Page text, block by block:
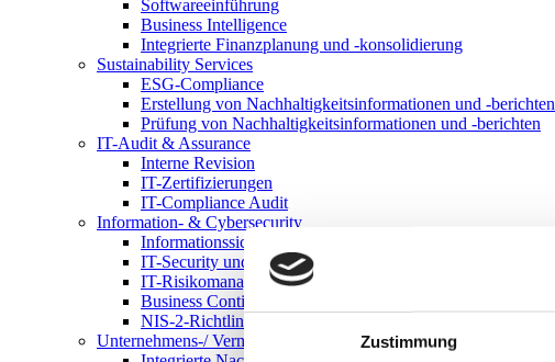
Zustimmung
Softwareeinführung
Business Intelligence
Integrierte Finanzplanung und -konsolidierung
Sustainability Services
ESG-Compliance
Erstellung von Nachhaltigkeitsinformationen und -berichten
Prüfung von Nachhaltigkeitsinformationen und -berichten
IT-Audit & Assurance
Interne Revision
IT-Zertifizierungen
IT-Compliance Audit
Information- & Cybersecurity
Informationssicherheitsmanagementsystem
IT-Security und Cybersecurity
IT-Risikomanagement
Business Continuity Management
NIS-2-Richtlinie
Unternehmens-/Vermögensnachfolge